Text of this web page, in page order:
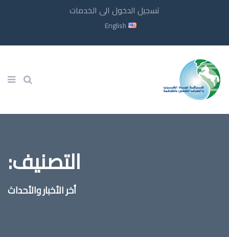
تسجيل الدخول الى الخدمات
English
التصنيف:
أخر الأخبار والأحداث